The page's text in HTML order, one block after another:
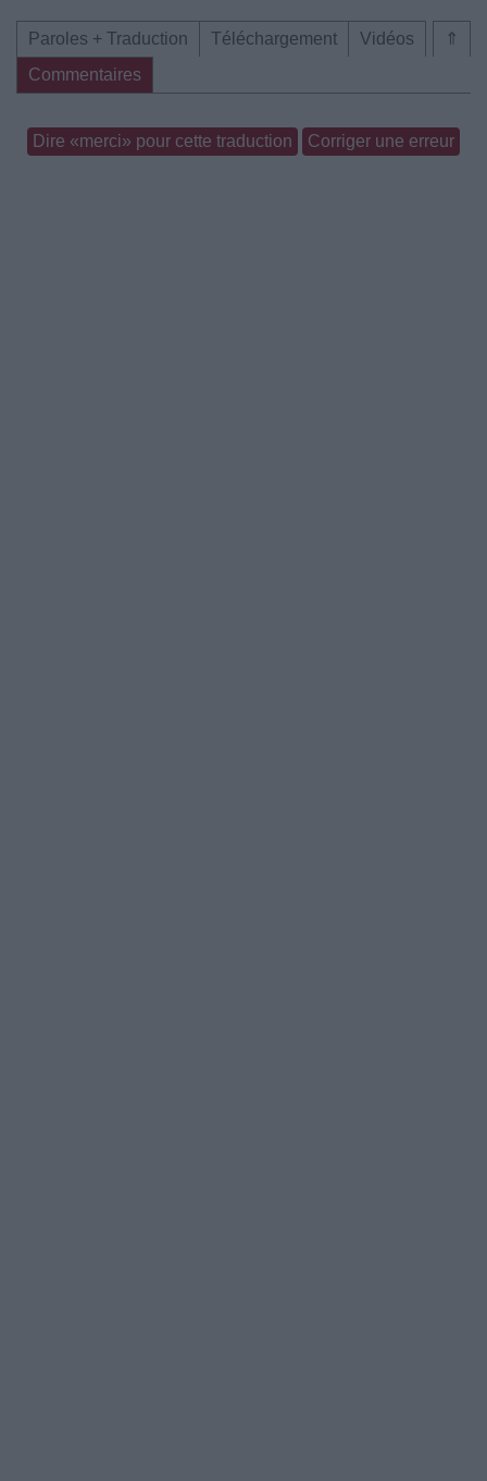
⇑
Paroles + Traduction Téléchargement
Vidéos
Commentaires
Dire «merci» pour cette traduction Corriger une erreur